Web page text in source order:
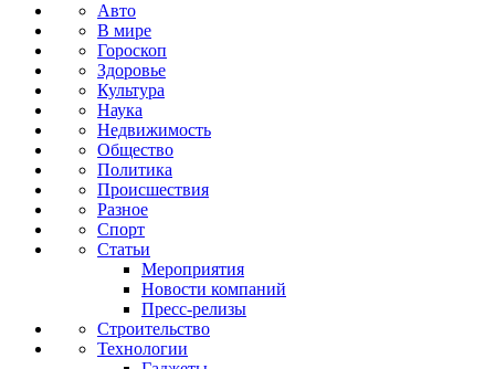
Авто
В мире
Гороскоп
Здоровье
Культура
Наука
Недвижимость
Общество
Политика
Происшествия
Разное
Спорт
Статьи
Мероприятия
Новости компаний
Пресс-релизы
Строительство
Технологии